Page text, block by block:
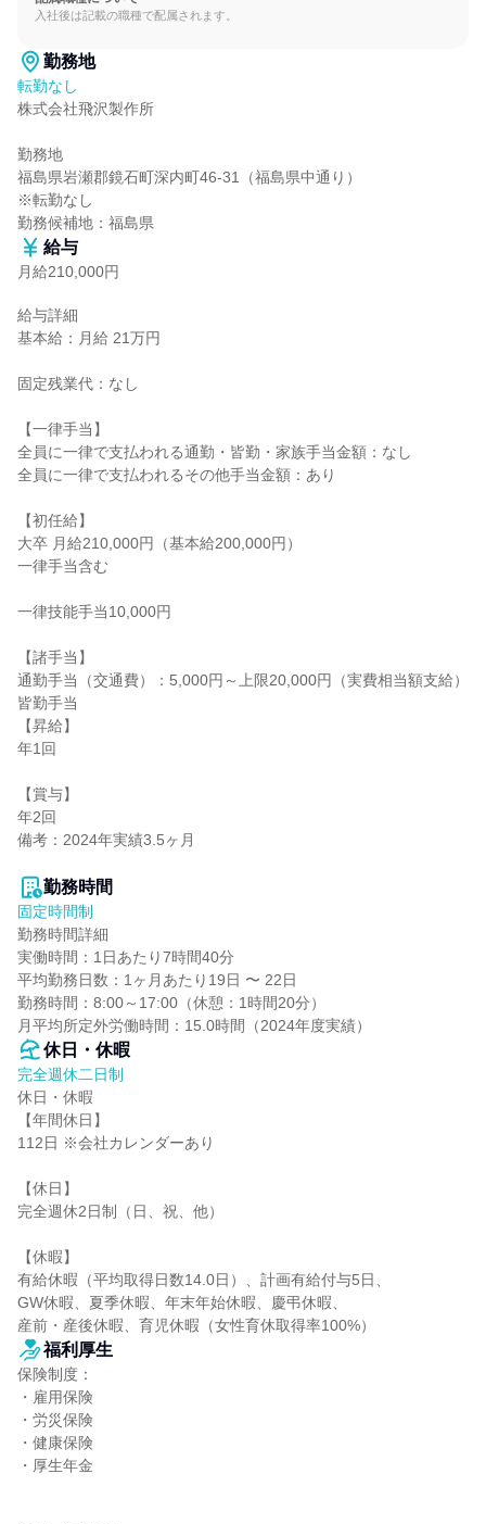
入社後は記載の職種で配属されます。
勤務地
転勤なし
株式会社飛沢製作所
勤務地
福島県岩瀬郡鏡石町深内町46-31（福島県中通り）
※転勤なし
勤務候補地：福島県
給与
月給210,000円
給与詳細
基本給：月給 21万円
固定残業代：なし
【一律手当】
全員に一律で支払われる通勤・皆勤・家族手当金額：なし
全員に一律で支払われるその他手当金額：あり
【初任給】
大卒 月給210,000円（基本給200,000円）
一律手当含む
一律技能手当10,000円
【諸手当】
通勤手当（交通費）：5,000円～上限20,000円（実費相当額支給）
皆勤手当
【昇給】
年1回
【賞与】
年2回
備考：2024年実績3.5ヶ月
勤務時間
固定時間制
勤務時間詳細
実働時間：1日あたり7時間40分
平均勤務日数：1ヶ月あたり19日 〜 22日
勤務時間：8:00～17:00（休憩：1時間20分）
月平均所定外労働時間：15.0時間（2024年度実績）
休日・休暇
完全週休二日制
休日・休暇
【年間休日】
112日 ※会社カレンダーあり
【休日】
完全週休2日制（日、祝、他）
【休暇】
有給休暇（平均取得日数14.0日）、計画有給付与5日、
GW休暇、夏季休暇、年末年始休暇、慶弔休暇、
産前・産後休暇、育児休暇（女性育休取得率100%）
福利厚生
保険制度：
・雇用保険
・労災保険
・健康保険
・厚生年金